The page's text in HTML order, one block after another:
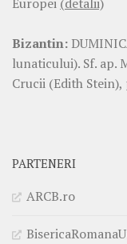
Bizantin:
lunaticului). Sf. ap.
Crucii (Edith
PARTENERI
ARCB.ro